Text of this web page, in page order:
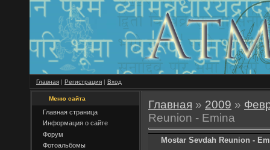
Главная | Регистрация | Вход
Меню сайта
Главная страница
Информация о сайте
Форум
Фотоальбомы
Главная » 2009 »
Reunion - Emina
Mostar Sevdah Reunion -